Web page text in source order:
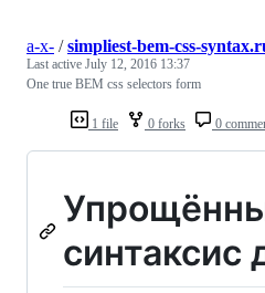
1 file 0 forks 0
a-x- /simpliest-bem-css-
Last active July 12, 2016 13:37
One true BEM css selectors form
синтаксис